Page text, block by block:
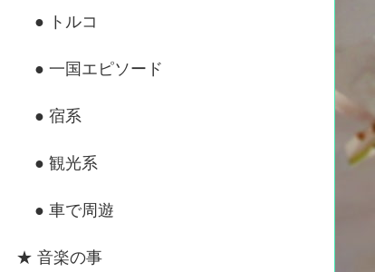
● トルコ
● 一国エピソード
● 宿系
● 観光系
● 車で周遊
★ 音楽の事